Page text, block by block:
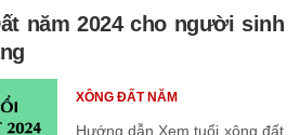
năm 2024 cho người sinh
Hướng dẫn Xem tuổi xông đất
XÔNG ĐẤT NĂM